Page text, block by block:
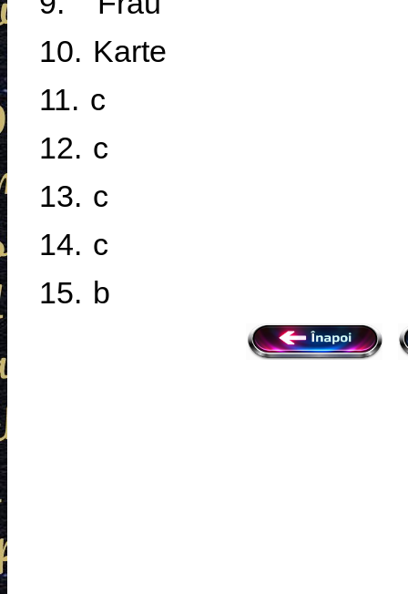
10. Karte
11. c
12. c
13. c
14. c
15. b